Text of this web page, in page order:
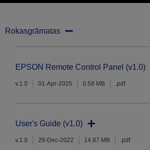
Rokasgrāmatas
EPSON Remote Control Panel (v1.0)
v.1.0 01-Apr-2025 0.58 MB .pdf
User's Guide (v1.0)
v.1.0 29-Dec-2022 14.87 MB .pdf